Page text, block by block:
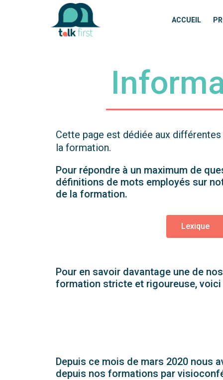
ACCUEIL
Cette page est dédiée aux
la formation.
Pour répondre à un maximum de
définitions de mots employés sur
de la formation.
Lexique
Pour en savoir davantage une de
formation stricte et rigoureuse, voici
Depuis ce mois de mars 2020 nous
depuis nos formations par